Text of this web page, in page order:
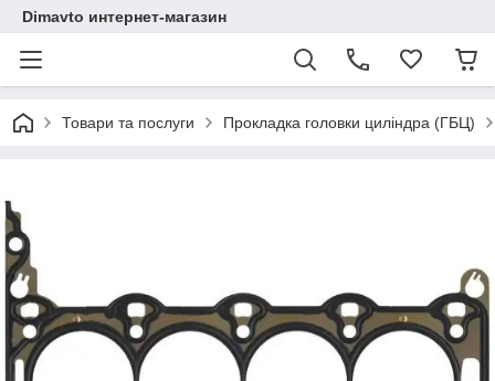
Dimavto интернет-магазин
Товари та послуги Прокладка головки циліндра (ГБЦ)